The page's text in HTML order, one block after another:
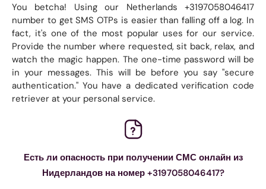
You betcha! Using our Netherlands +3197058046417
number to get SMS OTPs is easier than falling off a log. In
fact, it's one of the most popular uses for our service.
Provide the number where requested, sit back, relax, and
watch the magic happen. The one-time password will be
in your messages. This will be before you say "secure
authentication." You have a dedicated verification code
retriever at your personal service.
Есть ли опасность при получении СМС онлайн из
Нидерландов на номер +3197058046417?